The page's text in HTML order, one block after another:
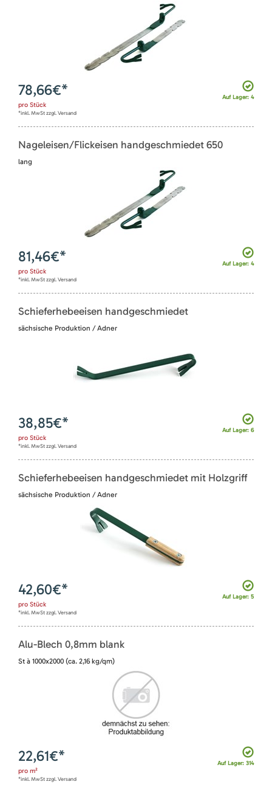
Auf Lager: 4
78,66€*
pro Stück
*inkl. MwSt zzgl. Versand
Nageleisen/Flickeisen handgeschmiedet 650
lang
Auf Lager: 4
81,46€*
pro Stück
*inkl. MwSt zzgl. Versand
Schieferhebeeisen handgeschmiedet
sächsische Produktion / Adner
Auf Lager: 6
38,85€*
pro Stück
*inkl. MwSt zzgl. Versand
Schieferhebeeisen handgeschmiedet mit Holzgriff
sächsische Produktion / Adner
Auf Lager: 5
42,60€*
pro Stück
*inkl. MwSt zzgl. Versand
Alu-Blech 0,8mm blank
St à 1000x2000 (ca. 2,16 kg/qm)
Auf Lager: 314
22,61€*
pro m²
*inkl. MwSt zzgl. Versand